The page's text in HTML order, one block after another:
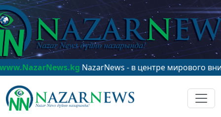
NazarNews - в центре мирового внимания!